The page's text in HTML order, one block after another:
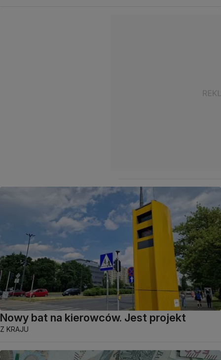
Nowy bat na kierowców. Jest projekt
Z KRAJU